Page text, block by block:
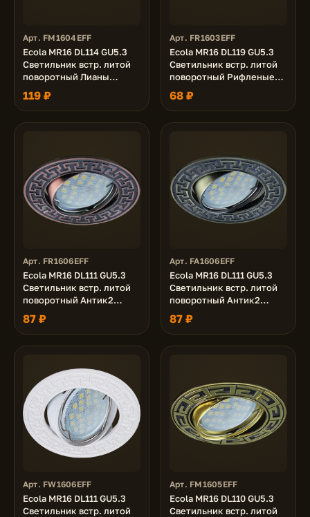
Арт. FM1604EFF
Ecola MR16 DL114 GU5.3
Светильник встр. литой
поворотный Лианы
Черный Хром/Золото
25x90
119 ₽
Арт. FR1603EFF
Ecola MR16 DL119 GU5.3
Светильник встр. литой
поворотный Рифленые
лучи Черненая Медь
25x91
68 ₽
Арт. FR1606EFF
Ecola MR16 DL111 GU5.3
Светильник встр. литой
поворотный Антик2
Черненая Медь 24x88
87 ₽
Арт. FA1606EFF
Ecola MR16 DL111 GU5.3
Светильник встр. литой
поворотный Антик2
Черненая Бронза 24x88
87 ₽
Арт. FW1606EFF
Ecola MR16 DL111 GU5.3
Светильник встр. литой
Арт. FM1605EFF
Ecola MR16 DL110 GU5.3
Светильник встр. литой